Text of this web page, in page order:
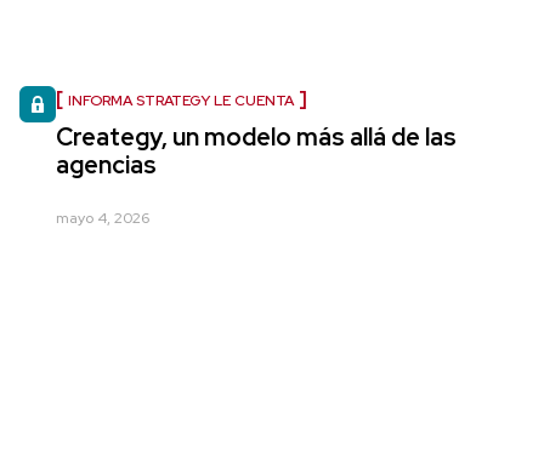
INFORMA STRATEGY LE CUENTA
Creategy, un modelo más allá de las
agencias
mayo 4, 2026